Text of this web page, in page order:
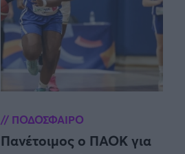
ΠΟΔΟΣΦΑΙΡΟ
Πανέτοιμος ο ΠΑΟΚ για